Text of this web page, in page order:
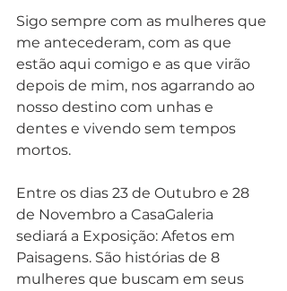
Sigo sempre com as mulheres que
me antecederam, com as que
estão aqui comigo e as que virão
depois de mim, nos agarrando ao
nosso destino com unhas e
dentes e vivendo sem tempos
mortos.
Entre os dias 23 de Outubro e 28
de Novembro a CasaGaleria
sediará a Exposição: Afetos em
Paisagens. São histórias de 8
mulheres que buscam em seus